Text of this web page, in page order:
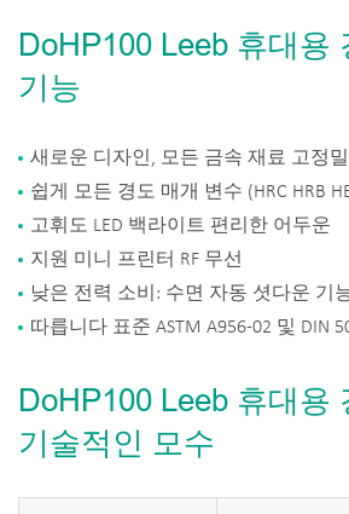
DoHP100 Leeb 휴대용
기능
새로운 디자인, 모든 금속 재료 고정밀
쉽게 모든 경도 매개 변수 (HRC HRB
고휘도 LED 백라이트 편리한 어두운
지원 미니 프린터 RF 무선
낮은 전력 소비: 수면 자동 셧다운 기
따릅니다 표준 ASTM A956-02 및 DIN
DoHP100 Leeb 휴대용
기술적인 모수